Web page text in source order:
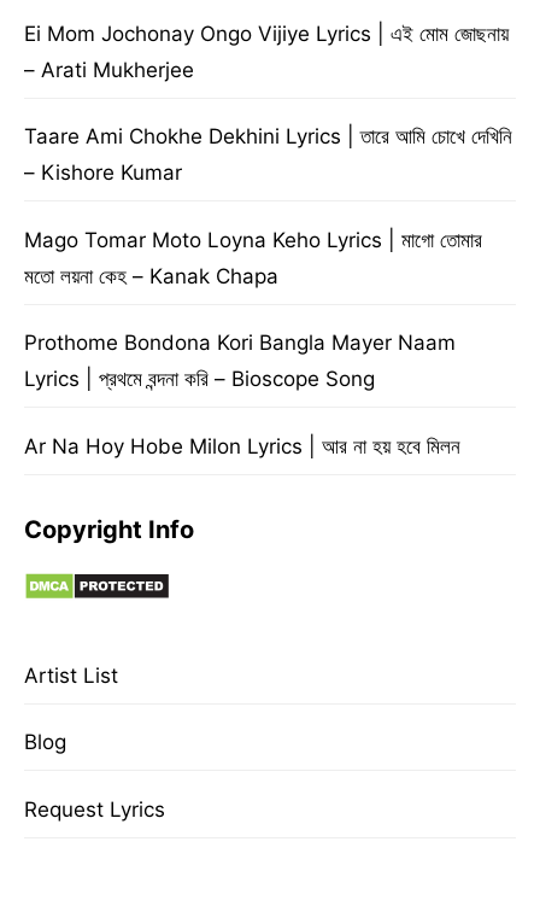
Ei Mom Jochonay Ongo Vijiye Lyrics | এই মোম জোছনায়
– Arati Mukherjee
Taare Ami Chokhe Dekhini Lyrics | তারে আমি চোখে দেখিনি
– Kishore Kumar
Mago Tomar Moto Loyna Keho Lyrics | মাগো তোমার
মতো লয়না কেহ – Kanak Chapa
Prothome Bondona Kori Bangla Mayer Naam
Lyrics | প্রথমে বন্দনা করি – Bioscope Song
Ar Na Hoy Hobe Milon Lyrics | আর না হয় হবে মিলন
Copyright Info
Artist List
Blog
Request Lyrics